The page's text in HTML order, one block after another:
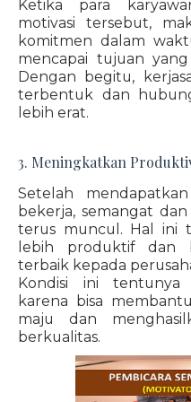
Ketika para
motivasi tersebut,
komitmen dalam
mencapai tujuan
Dengan begitu,
terbentuk dan
lebih erat.
3. Meningkatkan
Setelah
bekerja, semangat
terus muncul. Hal ini
lebih produktif dan
terbaik kepada
Kondisi ini tentunya
karena bisa
maju dan
berkualitas.